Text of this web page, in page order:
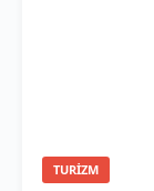
TURIZM